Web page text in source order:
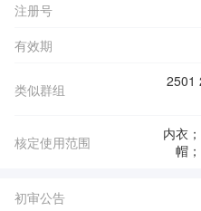
注册号
有效期
类似群组
2501
核定使用范围
内衣
帽
初审公告